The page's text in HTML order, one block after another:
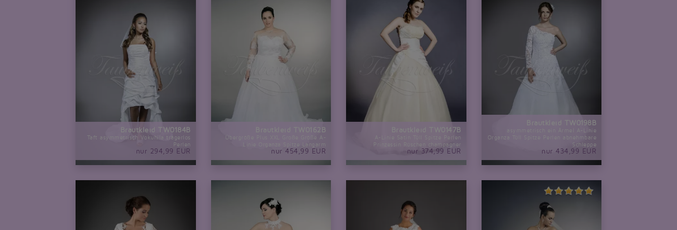
Brautkleid TW0184B
Taft asymmetrisch Vokuhila trägerlos
Perlen
nur 294,99 EUR
Brautkleid TW0162B
Übergröße Plus XXL Große Größe A-
Linie Organza Spitze Langarm
nur 454,99 EUR
Brautkleid TW0147B
A-Linie Satin Tüll Spitze Perlen
Prinzessin Rüschen champagner
nur 374,99 EUR
Brautkleid TW0198B
asymmetrisch ein Ärmel A-Linie
Organza Tüll Spitze Perlen abnehmbare
Schleppe
nur 434,99 EUR